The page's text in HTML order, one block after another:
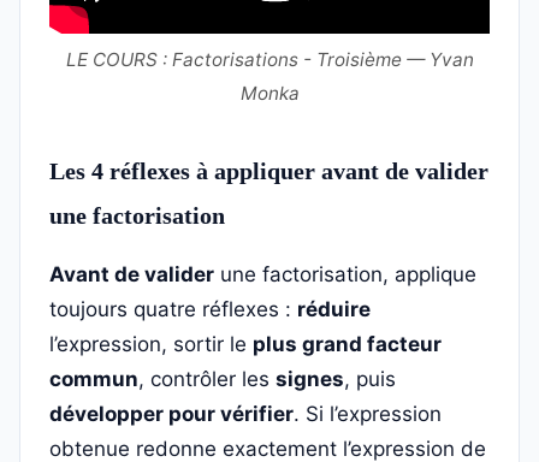
LE COURS : Factorisations - Troisième — Yvan
Monka
Les 4 réflexes à appliquer avant de valider
une factorisation
Avant de valider une factorisation, applique
toujours quatre réflexes : réduire
l’expression, sortir le plus grand facteur
commun, contrôler les signes, puis
développer pour vérifier. Si l’expression
obtenue redonne exactement l’expression de